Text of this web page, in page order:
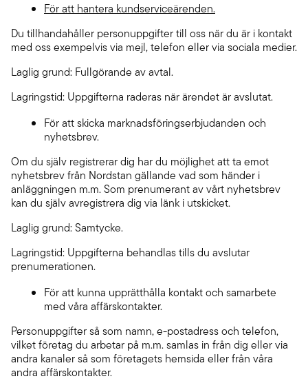
För att hantera kundserviceärenden.
Du tillhandahåller personuppgifter till oss när du är i kontakt
med oss exempelvis via mejl, telefon eller via sociala medier.
Laglig grund: Fullgörande av avtal.
Lagringstid: Uppgifterna raderas när ärendet är avslutat.
För att skicka marknadsföringserbjudanden och
nyhetsbrev.
Om du själv registrerar dig har du möjlighet att ta emot
nyhetsbrev från Nordstan gällande vad som händer i
anläggningen m.m. Som prenumerant av vårt nyhetsbrev
kan du själv avregistrera dig via länk i utskicket.
Laglig grund: Samtycke.
Lagringstid: Uppgifterna behandlas tills du avslutar
prenumerationen.
För att kunna upprätthålla kontakt och samarbete
med våra affärskontakter.
Personuppgifter så som namn, e-postadress och telefon,
vilket företag du arbetar på m.m. samlas in från dig eller via
andra kanaler så som företagets hemsida eller från våra
andra affärskontakter.